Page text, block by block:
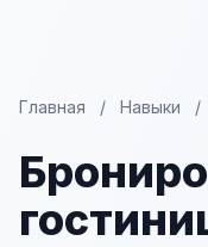
Главная / Навыки /